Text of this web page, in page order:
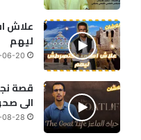
تنسيقية الموظفين تطالب بإدراج “التوقيت الميسر” في الحوار الاجتماعي
2026-08-06
علاش
ليهم
06-20
قصة
الى
08-28